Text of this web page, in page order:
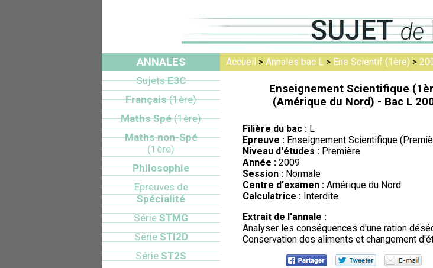
Accueil > Annales bac L > Ens Scientif (1ère) >
Enseignement Scientifique
(Amérique du Nord) - Bac L
Filière du bac : L
Epreuve : Enseignement Scientifique
Niveau d'études : Première
Année : 2009
Session : Normale
Centre d'examen : Amérique du Nord
Calculatrice : Interdite
Extrait de l'annale :
Analyser les conséquences d'une ration
Conservation des aliments et changement
ANNALES
SujetsE3C
Français(1ère)
Maths Spé(1ère)
Maths non-Spé
(1ère)
Philosophie
Epreuves de
Spécialité
Série STMG
SérieSTI2D
Série ST2S